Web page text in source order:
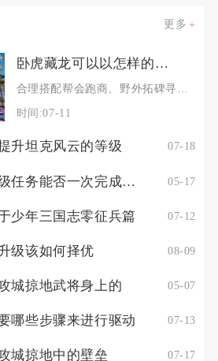
更多
卧虎藏龙可以以怎样的速度跑10几锭
时间:07-11
升坦克风云的等级 07-18
攻城掠地王朝升级任务能否一次完成多个目标 05-17
少年三国志零征兵篇 07-12
级该如何择优 08-09
城掠地武将身上的 05-07
哪些步骤来进行驱动 07-13
城掠地中的壁垒 07-17